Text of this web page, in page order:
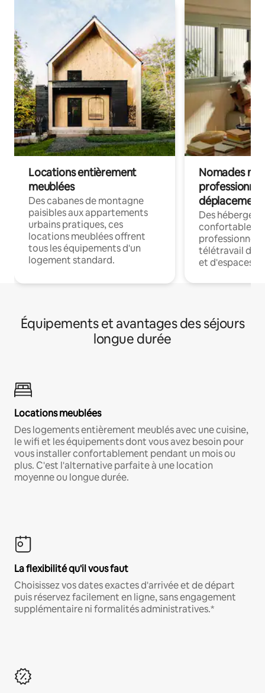
Locations entièrement
meublées
Des cabanes de montagne
paisibles aux appartements
urbains pratiques, ces
locations meublées offrent
tous les équipements d'un
logement standard.
Nomades
déplacement
Des
confortables
professionnels
télétravail
et d'espaces
Équipements et avantages des séjours
longue durée
Locations meublées
Des logements entièrement meublés avec une cuisine,
le wifi et les équipements dont vous avez besoin pour
vous installer confortablement pendant un mois ou
plus. C'est l'alternative parfaite à une location
moyenne ou longue durée.
La flexibilité qu'il vous faut
Choisissez vos dates exactes d'arrivée et de départ
puis réservez facilement en ligne, sans engagement
supplémentaire ni formalités administratives.*